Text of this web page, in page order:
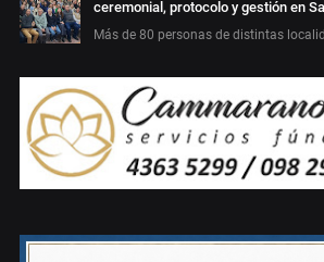
ceremonial, protocolo y gestión en
Más de 80 personas de distintas